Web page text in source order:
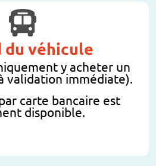
du véhicule
y acheter un
validation immédiate).
carte bancaire est
disponible.